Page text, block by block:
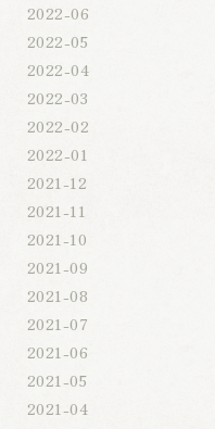
2022-06
2022-05
2022-04
2022-03
2022-02
2022-01
2021-12
2021-11
2021-10
2021-09
2021-08
2021-07
2021-06
2021-05
2021-04